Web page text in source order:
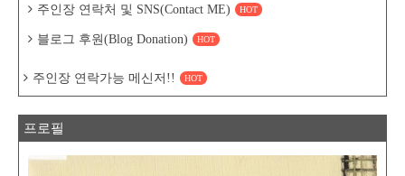
주인장 연락처 및 SNS(Contact ME) HOT
블로그 후원(Blog Donation) HOT
주인장 연락가능 메신저!! HOT
프로필